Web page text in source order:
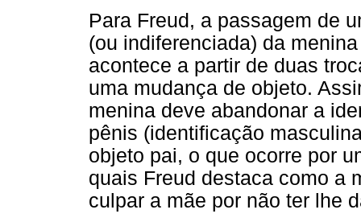
Para Freud, a passagem de
(ou indiferenciada) da
acontece a partir de duas
uma mudança de objeto.
menina deve abandonar a
pênis (identificação
objeto pai, o que ocorre por
quais Freud destaca como a
culpar a mãe por não ter lhe